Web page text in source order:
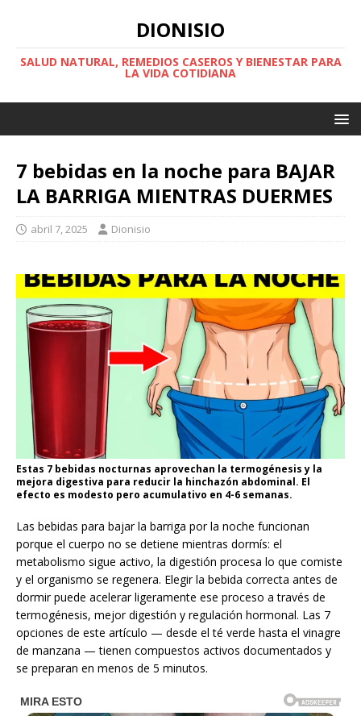
DIONISIO
SALUD NATURAL, REMEDIOS CASEROS Y BIENESTAR PARA
LA VIDA COTIDIANA
7 bebidas en la noche para BAJAR
LA BARRIGA MIENTRAS DUERMES
abril 7, 2025 Dionisio
Estas 7 bebidas nocturnas aprovechan la termogénesis y la
mejora digestiva para reducir la hinchazón abdominal. El
efecto es modesto pero acumulativo en 4-6 semanas.
Las bebidas para bajar la barriga por la noche funcionan
porque el cuerpo no se detiene mientras dormís: el
metabolismo sigue activo, la digestión procesa lo que comiste
y el organismo se regenera. Elegir la bebida correcta antes de
dormir puede acelerar ligeramente ese proceso a través de
termogénesis, mejor digestión y regulación hormonal. Las 7
opciones de este artículo — desde el té verde hasta el vinagre
de manzana — tienen compuestos activos documentados y
se preparan en menos de 5 minutos.